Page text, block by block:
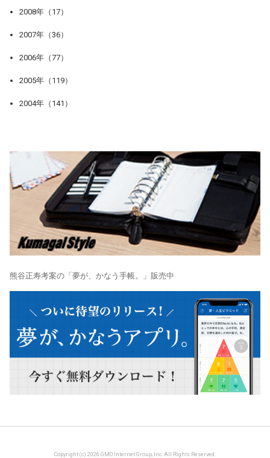
2008年（17）
2007年（36）
2006年（77）
2005年（119）
2004年（141）
熊谷正寿考案の「夢が、かなう手帳。」販売中
Copyright (c) 2026 GMO Internet Group, Inc. All Rights Reserved.